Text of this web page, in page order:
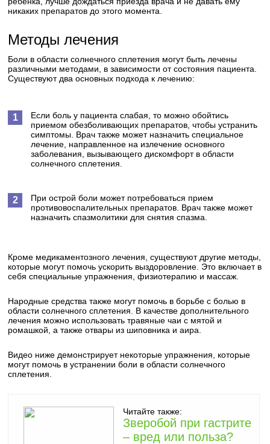
никаких препаратов до этого момента.
Методы лечения
Боли в области солнечного сплетения могут быть лечены
различными методами, в зависимости от состояния пациента.
Существуют два основных подхода к лечению:
Если боль у пациента слабая, то можно обойтись
приемом обезболивающих препаратов, чтобы устранить
симптомы. Врач также может назначить специальное
лечение, направленное на излечение основного
заболевания, вызывающего дискомфорт в области
солнечного сплетения.
При острой боли может потребоваться прием
противовоспалительных препаратов. Врач также может
назначить спазмолитики для снятия спазма.
Кроме медикаментозного лечения, существуют другие методы,
которые могут помочь ускорить выздоровление. Это включает в
себя специальные упражнения, физиотерапию и массаж.
Народные средства также могут помочь в борьбе с болью в
области солнечного сплетения. В качестве дополнительного
лечения можно использовать травяные чаи с мятой и
ромашкой, а также отвары из шиповника и аира.
Видео ниже демонстрирует некоторые упражнения, которые
могут помочь в устранении боли в области солнечного
сплетения.
Читайте также:
Зверобой при гастрите
– вред или польза?